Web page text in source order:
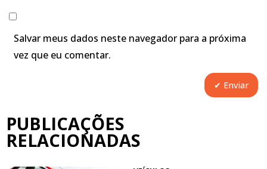
Salvar meus dados neste navegador para a próxima
vez que eu comentar.
PUBLICAÇÕES
RELACIONADAS